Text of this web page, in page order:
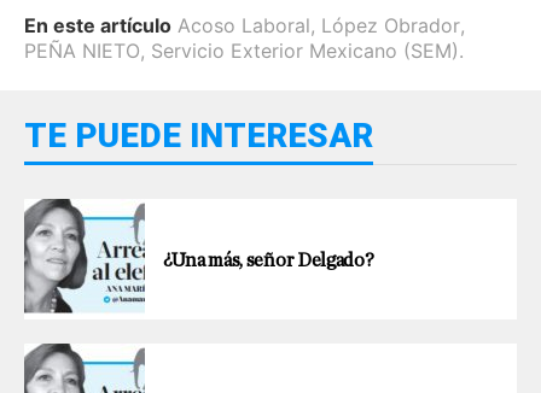
En este artículo Acoso Laboral, López Obrador,
PEÑA NIETO, Servicio Exterior Mexicano (SEM).
TE PUEDE INTERESAR
¿Una más, señor Delgado?